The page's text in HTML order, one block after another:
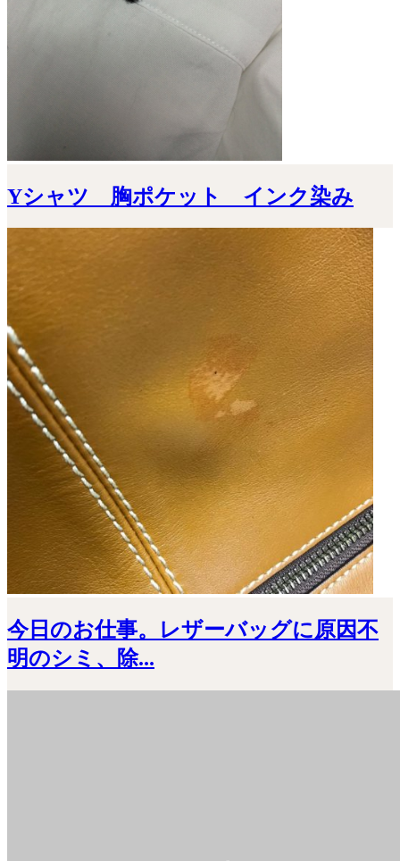
Yシャツ 胸ポケット インク染み
今日のお仕事。レザーバッグに原因不
明のシミ、除...